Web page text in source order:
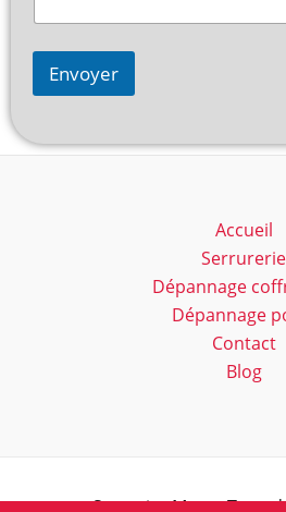
Envoyer
Accueil
Serrurerie
Dépannage
Dépannage
Contact
Blog
Serrurier Marc - Tous